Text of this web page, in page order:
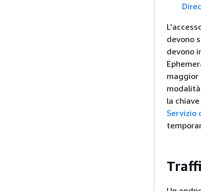
devono
devono
maggior
la
Servizio